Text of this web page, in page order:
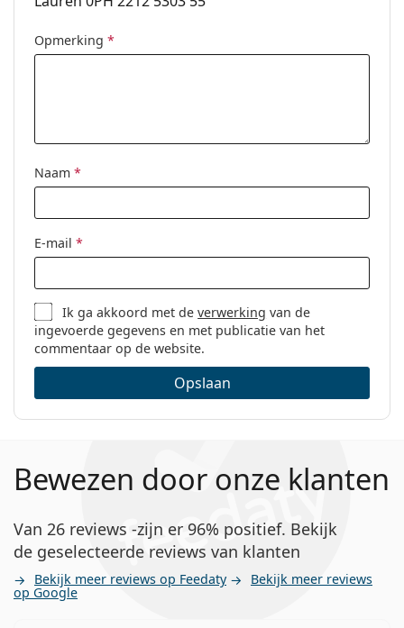
Geslacht:
Mannen
Categorie:
Opmerking *
Naam *
E-mail *
Ik ga akkoord met deverwerking van de
ingevoerde gegevens en met publicatie van het
commentaar op de website.
Opslaan
Bewezen door onze klanten
Van 26 reviews -zijn er 96% positief. Bekijk
de geselecteerde reviews van klanten
Bekijk meer reviews op Feedaty Bekijk meer reviews
op Google